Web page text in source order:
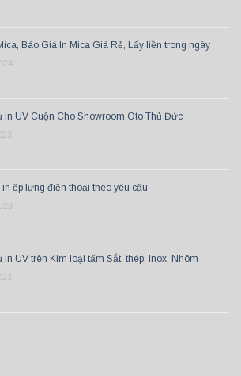
Báo Giá In Mica Giá Rẻ, Lấy liền trong ngày
In UV Cuộn Cho Showroom Oto Thủ Đức
ốp lưng điện thoại theo yêu cầu
in UV trên Kim loại tấm Sắt, thép, Inox, Nhôm